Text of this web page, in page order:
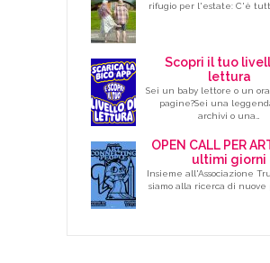
rifugio per l'estate: C'è
Scopri il tuo
lettura
Sei un baby lettore o un
pagine?Sei una
archivi o una…
OPEN CALL PER
ultimi giorni
Insieme all'Associazione
siamo alla ricerca di nuove